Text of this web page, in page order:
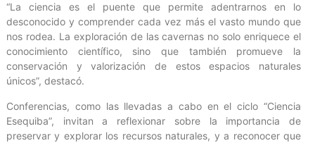
“La ciencia es el puente que permite adentrarnos en lo
desconocido y comprender cada vez más el vasto mundo que
nos rodea. La exploración de las cavernas no solo enriquece el
conocimiento científico, sino que también promueve la
conservación y valorización de estos espacios naturales
únicos”, destacó.
Conferencias, como las llevadas a cabo en el ciclo “Ciencia
Esequiba”, invitan a reflexionar sobre la importancia de
preservar y explorar los recursos naturales, y a reconocer que